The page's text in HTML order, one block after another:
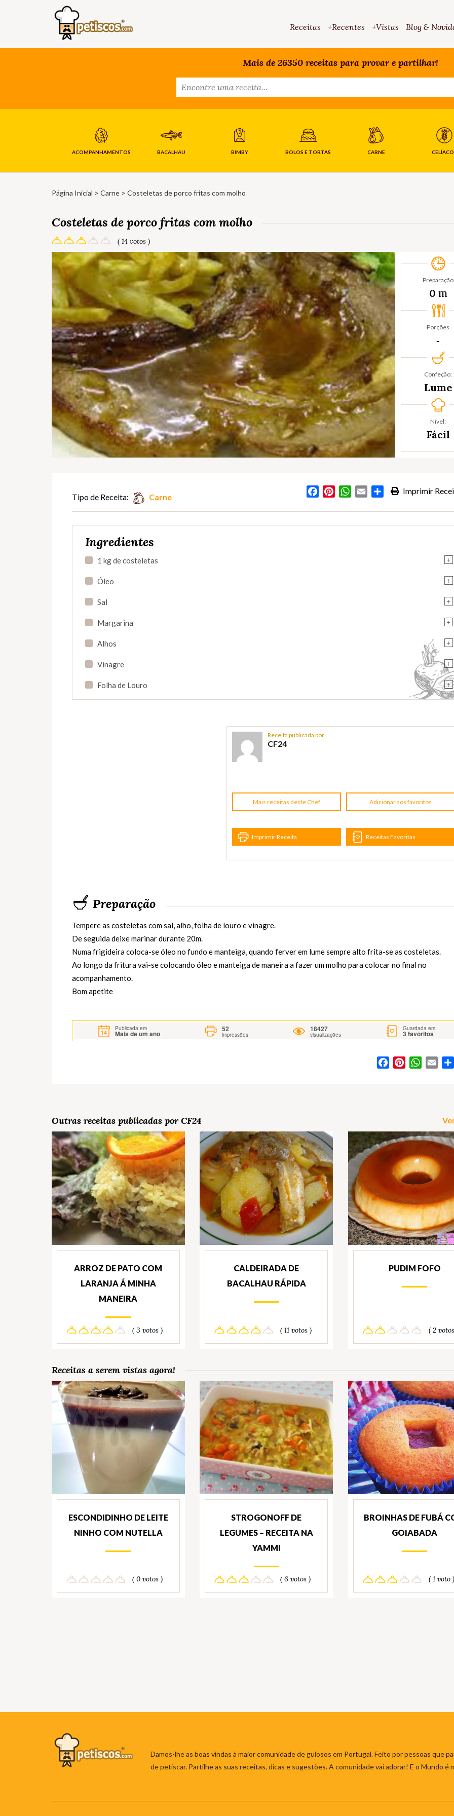
Receitas +Recentes +Vistas Blog &
Mais de 26350 receitas para provar e partilhar!
ACOMPANHAMENTOS BACALHAU BIMBY BOLOS E TORTAS CARNE
Página Inicial > Carne > Costeletas de porco fritas com molho
Costeletas de porco fritas com molho
( 14 votos )
Preparação
0 m
Porções
‐
Confeção:
Lume
Nível:
Fácil
Imprimir
FacebookPinterestWhatsApp
Email Partilhar
Tipo de Receita: Carne
Ingredientes
+
1 kg de costeletas
+
Óleo
+
Sal
+
Margarina
+
Alhos
+
Vinagre
+
Folha de Louro
Receita publicada por
CF24
Mais receitas deste Chef Adicionar aos favoritos
Imprimir Receita Receitas Favoritas
Preparação
Tempere as costeletas com sal, alho, folha de louro e vinagre.
De seguida deixe marinar durante 20m.
Numa frigideira coloca-se óleo no fundo e manteiga, quando ferver em lume sempre alto frita-se as costeletas.
Ao longo da fritura vai-se colocando óleo e manteiga de maneira a fazer um molho para colocar no final no
acompanhamento.
Bom apetite
Publicada em
Mais de um ano
52
impressões
18427
visualizações
Guardada em
3 favoritos
FacebookPinterest
Outras receitas publicadas por CF24
ARROZ DE PATO COM
LARANJA Á MINHA
MANEIRA
( 3 votos )
CALDEIRADA DE
BACALHAU RÁPIDA
( 11 votos )
PUDIM FOFO
( 2
Receitas a serem vistas agora!
ESCONDIDINHO DE LEITE
NINHO COM NUTELLA
( 0 votos )
STROGONOFF DE
LEGUMES – RECEITA NA
YAMMI
( 6 votos )
BROINHAS DE FUBÁ
GOIABADA
( 1 voto )
Damos-lhe as boas vindas à maior comunidade de gulosos em Portugal. Feito por pessoas que
de petiscar. Partilhe as suas receitas, dicas e sugestões. A comunidade vai adorar! E o Mundo é